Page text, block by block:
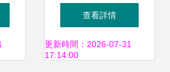
出海降本30%，寧
波舟山港書寫多式
查看詳情
更新時間：2026-07-31
17:14:00